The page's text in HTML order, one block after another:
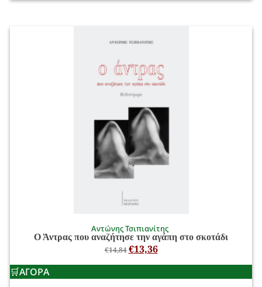
Αντώνης Τσιπιανίτης
Ο Άντρας που αναζήτησε την αγάπη στο σκοτάδι
€14,84 €13,36
ΑΓΟΡΑ